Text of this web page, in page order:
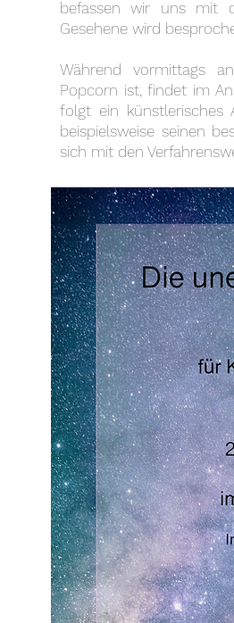
befassen wir uns mit
Gesehene wird
Während vormittags
Popcorn ist, findet im
folgt ein künstlerisches
beispielsweise seinen
sich mit den